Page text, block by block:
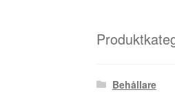
Behållare